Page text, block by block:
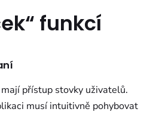
funkcí
přístup stovky uživatelů.
musí intuitivně pohybovat